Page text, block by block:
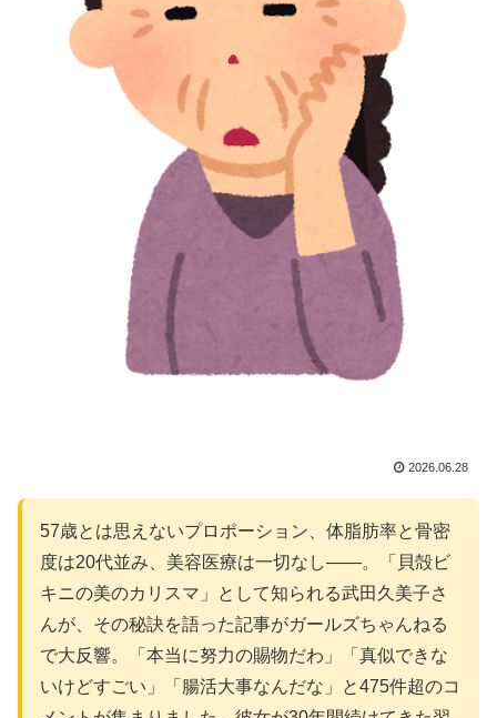
2026.06.28
57歳とは思えないプロポーション、体脂肪率と骨密
度は20代並み、美容医療は一切なし——。「貝殻ビ
キニの美のカリスマ」として知られる武田久美子さ
んが、その秘訣を語った記事がガールズちゃんねる
で大反響。「本当に努力の賜物だわ」「真似できな
いけどすごい」「腸活大事なんだな」と475件超のコ